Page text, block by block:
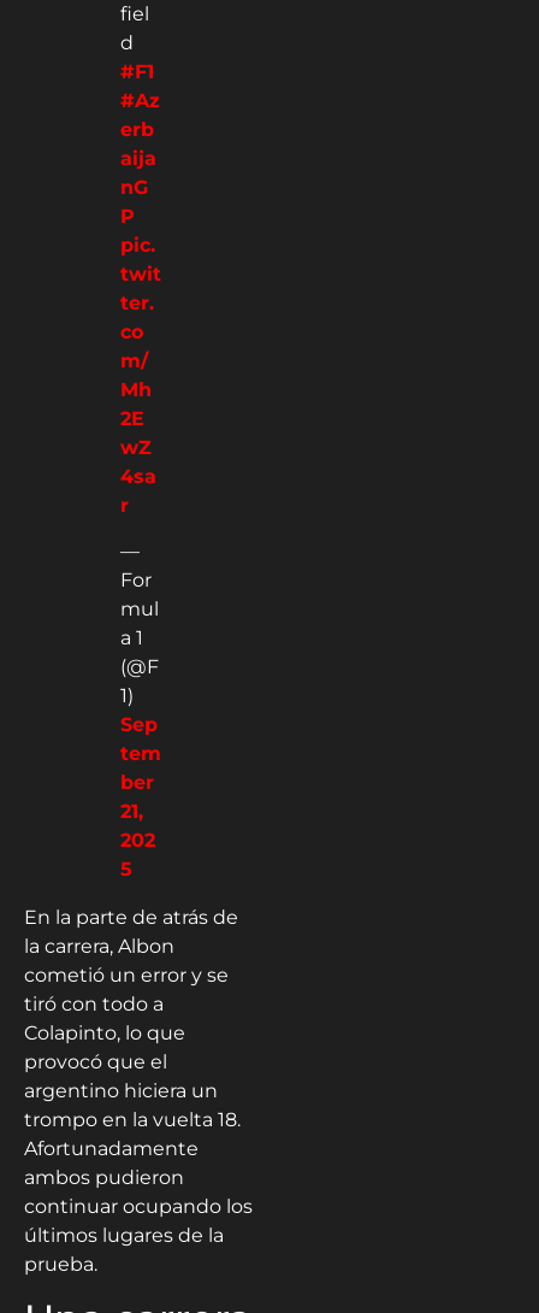
fiel
d
#F1
#Az
erb
aija
nG
P
pic.
twit
ter.
co
m/
Mh
2E
wZ
4sa
r
—
For
mul
a 1
(@F
1)
Sep
tem
ber
21,
202
5
En la parte de atrás de
la carrera, Albon
cometió un error y se
tiró con todo a
Colapinto, lo que
provocó que el
argentino hiciera un
trompo en la vuelta 18.
Afortunadamente
ambos pudieron
continuar ocupando los
últimos lugares de la
prueba.